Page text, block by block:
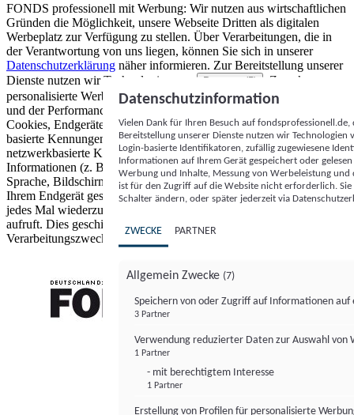
FONDS professionell mit Werbung: Wir nutzen aus wirtschaftlichen
Gründen die Möglichkeit, unsere Webseite Dritten als digitalen
Werbeplatz zur Verfügung zu stellen. Über Verarbeitungen, die in
der Verantwortung von uns liegen, können Sie sich in unserer
Datenschutzerklärung näher informieren. Zur Bereitstellung unserer
Dienste nutzen wir Technologien von
Partnern (5)
. Zwecke:
personalisierte Werbung und Inhalte, Messung von Werbeleistung
und der Performance von Inhalten sowie Zielgruppenforschung.
Cookies, Endgeräte- oder ähnliche Online-Kennungen (z. B. login-
basierte Kennungen, zufällig generierte Kennungen,
netzwerkbasierte Kennungen) können zusammen mit anderen
Informationen (z. B. Browsertyp und Browserinformationen,
Sprache, Bildschirmgröße, unterstützte Technologien usw.) auf
Ihrem Endgerät gespeichert oder von dort ausgelesen werden, um es
jedes Mal wiederzuerkennen, wenn es eine App oder einer Webseite
aufruft. Dies geschieht für einen oder mehrere der hier aufgeführten
Verarbeitungszwecke.
Datenschutzinformation
Vielen Dank für Ihren Besuch auf
Bereitstellung unserer Dienste nutzen wir Technologien
Login-basierte Identifikatoren, zufällig zugewiesene
Informationen auf Ihrem Gerät gespeichert oder
Werbung und Inhalte, Messung von Werbeleistung
ist für den Zugriff auf die Website nicht erforderlich.
Schalter ändern, oder später jederzeit via
ZWECKE PARTNER
Allgemein Zwecke (7)
Speichern von oder Zugriff auf Informationen auf
3 Partner
Verwendung reduzierter Daten zur Auswahl von
1 Partner
- mit berechtigtem Interesse
1 Partner
Erstellung von Profilen für personalisierte
FONDS professionell